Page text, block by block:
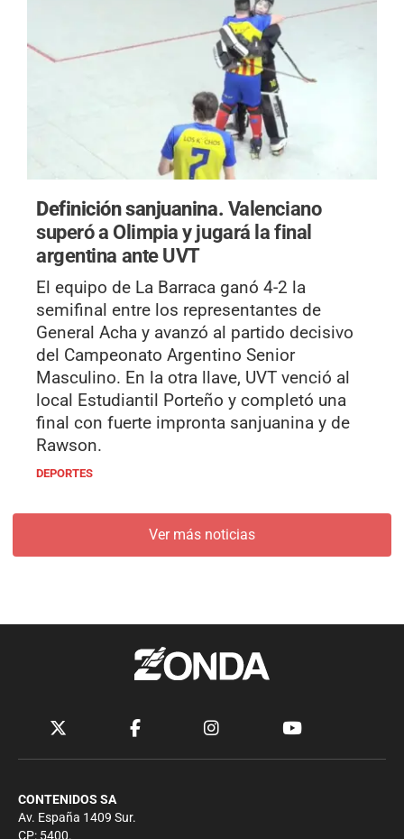
Definición sanjuanina. Valenciano
superó a Olimpia y jugará la final
argentina ante UVT
El equipo de La Barraca ganó 4-2 la
semifinal entre los representantes de
General Acha y avanzó al partido decisivo
del Campeonato Argentino Senior
Masculino. En la otra llave, UVT venció al
local Estudiantil Porteño y completó una
final con fuerte impronta sanjuanina y de
Rawson.
DEPORTES
Ver más noticias
CONTENIDOS SA
Av. España 1409 Sur.